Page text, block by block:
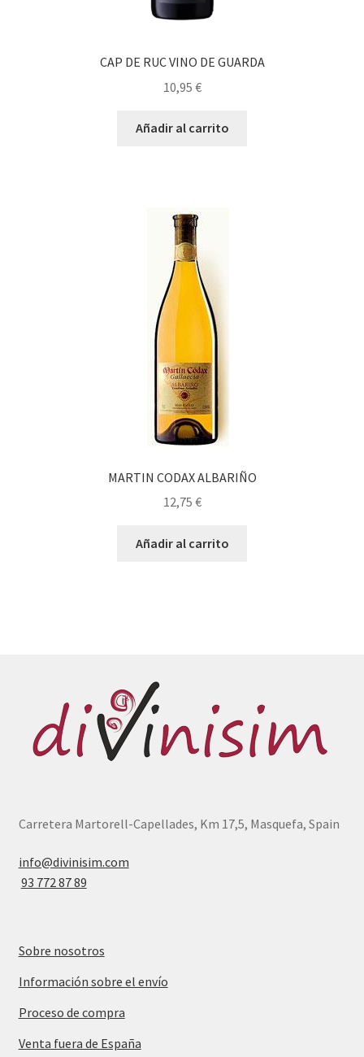
CAP DE RUC VINO DE GUARDA
10,95 €
Añadir al carrito
MARTIN CODAX ALBARIÑO
12,75 €
Añadir al carrito
Carretera Martorell-Capellades, Km 17,5, Masquefa, Spain
info@divinisim.com
93 772 87 89
Sobre nosotros
Información sobre el envío
Proceso de compra
Venta fuera de España